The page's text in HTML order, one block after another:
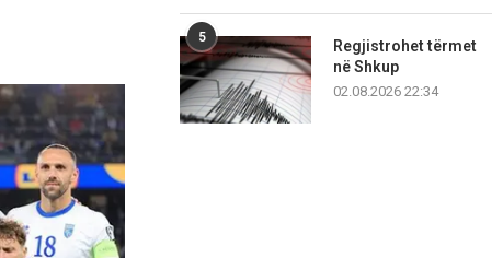
5
Regjistrohet tërmet
në Shkup
02.08.2026 22:34